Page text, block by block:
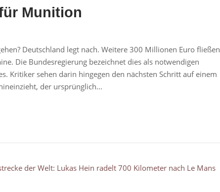
Munition
Deutschland legt nach. Weitere 300 Millionen Euro fließen
Die Bundesregierung bezeichnet dies als notwendigen
Kritiker sehen darin hingegen den nächsten Schritt auf einem
der ursprünglich...